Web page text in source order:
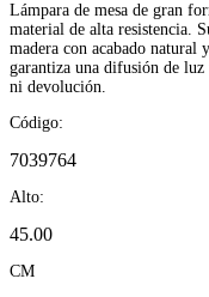
Lámpara de mesa de gran
material de alta resistencia.
madera con acabado natural
garantiza una difusión de
ni devolución.
Código:
7039764
Alto:
45.00
CM